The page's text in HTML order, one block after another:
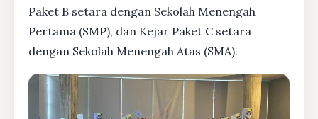
Paket B setara dengan Sekolah Menengah
Pertama (SMP), dan Kejar Paket C setara
dengan Sekolah Menengah Atas (SMA).